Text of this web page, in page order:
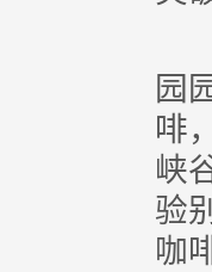
园
啡
峡
验
咖